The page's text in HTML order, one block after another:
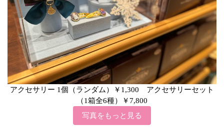
アクセサリー 1個（ランダム）￥1,300 アクセサリーセット
（1箱全6種）￥7,800
写真をもっと見る